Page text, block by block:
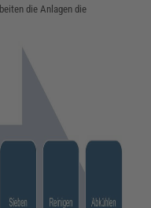
die Anlagen die